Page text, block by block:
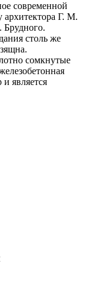
современной
архитектора Г. М.
столь же
сомкнутые
является